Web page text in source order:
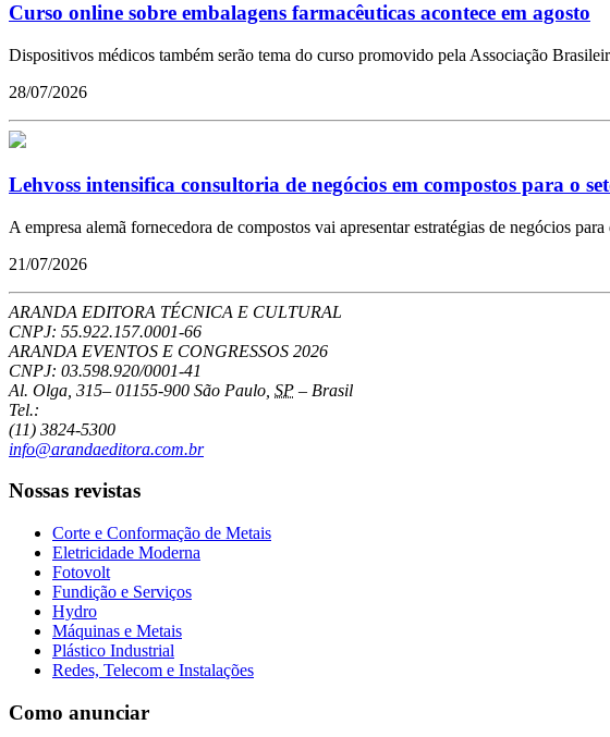
Curso online sobre embalagens farmacêuticas acontece em agosto
Dispositivos médicos também serão tema do curso promovido pela Associação
28/07/2026
Lehvoss intensifica consultoria de negócios em compostos para o
A empresa alemã fornecedora de compostos vai apresentar estratégias de negócios
21/07/2026
ARANDA EDITORA TÉCNICA E CULTURAL
CNPJ: 55.922.157.0001-66
ARANDA EVENTOS E CONGRESSOS 2026
CNPJ: 03.598.920/0001-41
Al. Olga, 315– 01155-900 São Paulo SP – Brasil
Tel.:
(11) 3824-5300
info@arandaeditora.com.br
Nossas revistas
Corte e Conformação de Metais
Eletricidade Moderna
Fotovolt
Fundição e Serviços
Hydro
Máquinas e Metais
Plástico Industrial
Redes, Telecom e Instalações
Como anunciar